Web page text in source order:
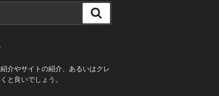
索
介やサイトの紹介、あるいはクレ
と良いでしょう。